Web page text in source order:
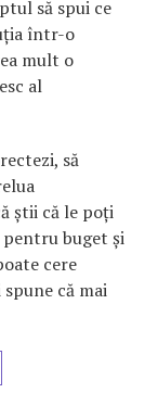
să spui ce
într-o
mult o
al
să
știi că le poți
pentru buget și
cere
că mai